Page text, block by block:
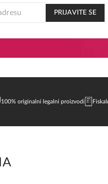
PRIJAVITE SE
100% originalni legalni proizvodi